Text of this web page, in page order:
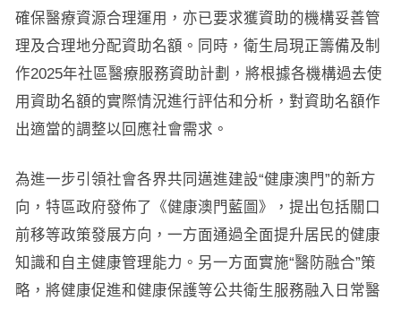
確保醫療資源合理運用，亦已要求獲資助的機構妥善管
理及合理地分配資助名額。同時，衛生局現正籌備及制
作2025年社區醫療服務資助計劃，將根據各機構過去使
用資助名額的實際情況進行評估和分析，對資助名額作
出適當的調整以回應社會需求。
為進一步引領社會各界共同邁進建設“健康澳門”的新方
向，特區政府發佈了《健康澳門藍圖》，提出包括關口
前移等政策發展方向，一方面通過全面提升居民的健康
知識和自主健康管理能力。另一方面實施“醫防融合”策
略，將健康促進和健康保護等公共衛生服務融入日常醫